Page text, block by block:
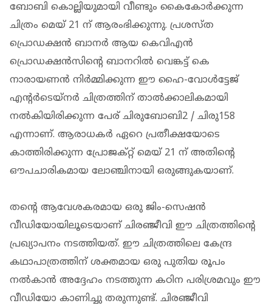
ബോബി കൊല്ലിയുമായി വീണ്ടും കൈകോര്‍ക്കുന്ന
ചിത്രം മെയ് 21 ന് ആരംഭിക്കുന്നു. പ്രശസ്ത
പ്രൊഡക്ഷന്‍ ബാനര്‍ ആയ കെവിഎന്‍
പ്രൊഡക്ഷന്‍സിന്റെ ബാനറില്‍ വെങ്കട്ട് കെ
നാരായണന്‍ നിര്‍മ്മിക്കുന്ന ഈ ഹൈ-വോള്‍ട്ടേജ്
എന്റര്‍ടെയ്നര്‍ ചിത്രത്തിന് താല്‍ക്കാലികമായി
നല്‍കിയിരിക്കുന്ന പേര് ചിരുബോബി2 / ചിരു158
എന്നാണ്. ആരാധകര്‍ ഏറെ പ്രതീക്ഷയോടെ
കാത്തിരിക്കുന്ന പ്രോജക്റ്റ് മെയ് 21 ന് അതിന്റെ
ഔപചാരികമായ ലോഞ്ചിനായി ഒരുങ്ങുകയാണ്.
തന്റെ ആവേശകരമായ ഒരു ജിം-സെഷന്‍
വീഡിയോയിലൂടെയാണ് ചിരഞ്ജീവി ഈ ചിത്രത്തിന്റെ
പ്രഖ്യാപനം നടത്തിയത്. ഈ ചിത്രത്തിലെ കേന്ദ്ര
കഥാപാത്രത്തിന് ശക്തമായ ഒരു പുതിയ രൂപം
നല്‍കാന്‍ അദ്ദേഹം നടത്തുന്ന കഠിന പരിശ്രമവും ഈ
വീഡിയോ കാണിച്ചു തരുന്നുണ്ട്. ചിരഞ്ജീവി